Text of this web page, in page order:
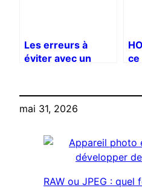
Les erreurs à
éviter avec un
ce
mai 31, 2026
RAW ou JPEG :